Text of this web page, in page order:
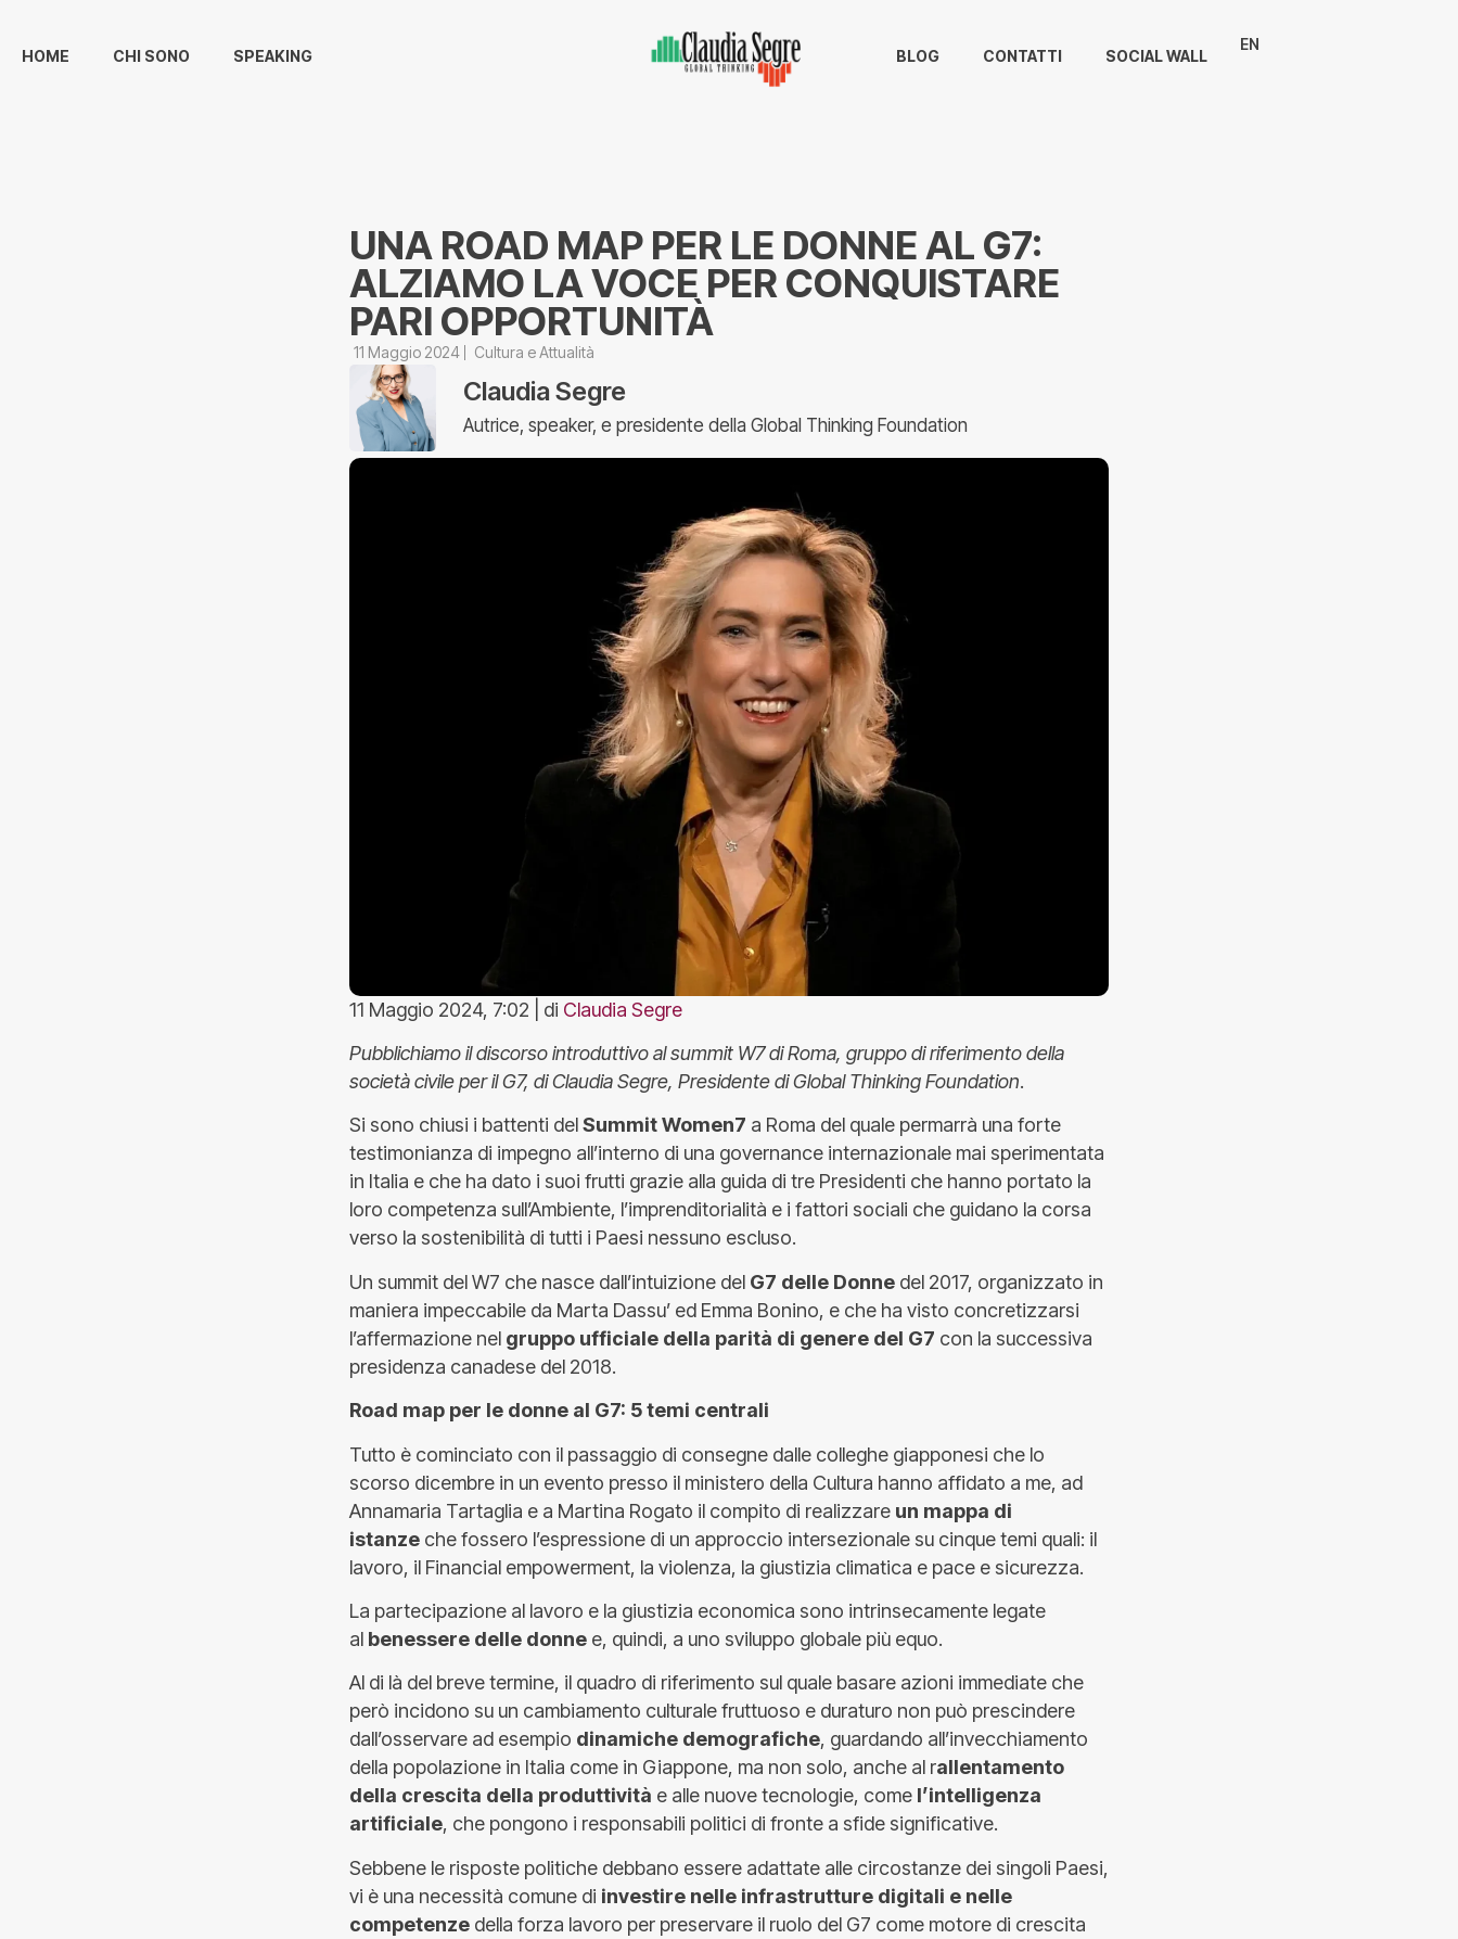
HOME CHI SONO SPEAKING BLOG CONTATTI SOCIAL WALL
EN
UNA ROAD MAP PER LE DONNE AL G7:
ALZIAMO LA VOCE PER CONQUISTARE
PARI OPPORTUNITÀ
11 Maggio 2024 Cultura e Attualità
Claudia Segre
Autrice, speaker, e presidente della Global Thinking Foundation
11 Maggio 2024, 7:02 | di Claudia Segre
Pubblichiamo il discorso introduttivo al summit W7 di Roma, gruppo di riferimento della
società civile per il G7, di Claudia Segre, Presidente di Global Thinking Foundation.
Si sono chiusi i battenti delSummit Women7 a Roma del quale permarrà una forte
testimonianza di impegno all’interno di una governance internazionale mai sperimentata
in Italia e che ha dato i suoi frutti grazie alla guida di tre Presidenti che hanno portato la
loro competenza sull’Ambiente, l’imprenditorialità e i fattori sociali che guidano la corsa
verso la sostenibilità di tutti i Paesi nessuno escluso.
Un summit del W7 che nasce dall’intuizione del G7 delle Donne del 2017, organizzato in
maniera impeccabile da Marta Dassu’ ed Emma Bonino, e che ha visto concretizzarsi
l’affermazione nel gruppo ufficiale della parità di genere del G7 con la successiva
presidenza canadese del 2018.
Road map per le donne al G7: 5 temi centrali
Tutto è cominciato con il passaggio di consegne dalle colleghe giapponesi che lo
scorso dicembre in un evento presso il ministero della Cultura hanno affidato a me, ad
Annamaria Tartaglia e a Martina Rogato il compito di realizzare un mappa di
istanze che fossero l’espressione di un approccio intersezionale su cinque temi quali: il
lavoro, il Financial empowerment, la violenza, la giustizia climatica e pace e sicurezza.
La partecipazione al lavoro e la giustizia economica sono intrinsecamente legate
al benessere delle donne e, quindi, a uno sviluppo globale più equo.
Al di là del breve termine, il quadro di riferimento sul quale basare azioni immediate che
però incidono su un cambiamento culturale fruttuoso e duraturo non può prescindere
dall’osservare ad esempio dinamiche demografiche, guardando all’invecchiamento
della popolazione in Italia come in Giappone, ma non solo, anche al rallentamento
della crescita della produttività e alle nuove tecnologie, come l’intelligenza
artificiale, che pongono i responsabili politici di fronte a sfide significative.
Sebbene le risposte politiche debbano essere adattate alle circostanze dei singoli Paesi,
vi è una necessità comune di investire nelle infrastrutture digitali e nelle
competenze della forza lavoro per preservare il ruolo del G7 come motore di crescita